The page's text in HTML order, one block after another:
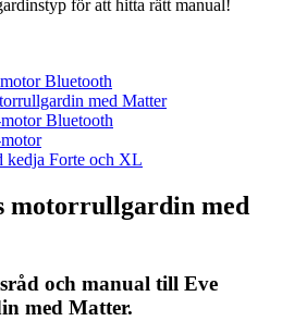
för att hitta rätt manual!
Bluetooth
med Matter
Bluetooth
kedja Forte och XL
motorrullgardin med
och manual till Eve
med Matter.